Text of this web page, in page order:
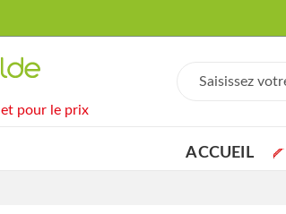
et pour le prix
ACCUEIL